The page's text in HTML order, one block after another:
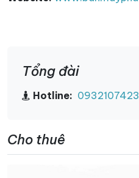
Tổng đài
Hotline: 0932107423
Cho thuê